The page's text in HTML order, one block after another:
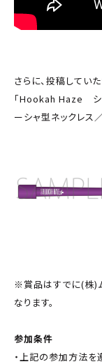
さらに、投稿してい
「Hookah Haze シ
ーシャ型ネックレス
※賞品はすでに(株)
なります。
参加条件
・上記の参加方法を